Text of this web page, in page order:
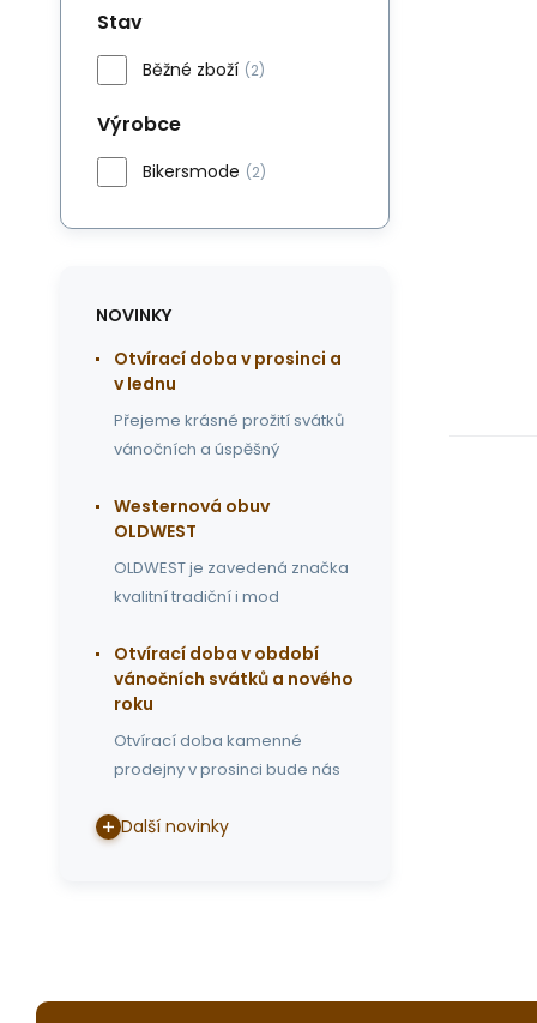
Stav
Běžné zboží (2)
Výrobce
Bikersmode (2)
NOVINKY
Otvírací doba v prosinci a
v lednu
Přejeme krásné prožití svátků
vánočních a úspěšný
Westernová obuv
OLDWEST
OLDWEST je zavedená značka
kvalitní tradiční i mod
Otvírací doba v období
vánočních svátků a nového
roku
Otvírací doba kamenné
prodejny v prosinci bude nás
Další novinky